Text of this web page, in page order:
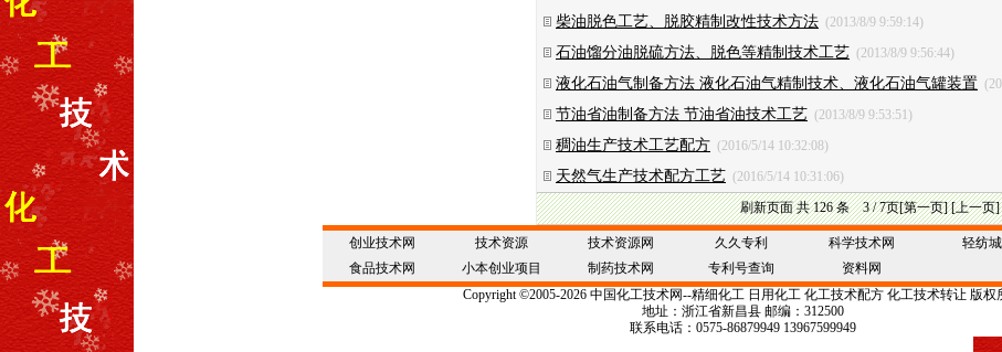
柴油脱色工艺、脱胶精制改性技术方法 (2013/8/9 9:59:14)
石油馏分油脱硫方法、脱色等精制技术工艺 (2013/8/9 9:56:44)
液化石油气制备方法 液化石油气精制技术、液化石油气罐装置
节油省油制备方法 节油省油技术工艺 (2013/8/9 9:53:51)
稠油生产技术工艺配方 (2016/5/14 10:32:08)
天然气生产技术配方工艺 (2016/5/14 10:31:06)
刷新页面共 126 条 3 / 7页[第一页] [上一页]
创业技术网 技术资源 技术资源网 久久专利 科学技术网 轻纺城
食品技术网
小本创业项目 制药技术网 专利号查询
资料网
Copyright©2005-2026 中国化工技术网--精细化工 日用化工化工技术配方 化工技术转让 版权
地址：浙江省新昌县 邮编：312500
联系电话：0575-86879949 13967599949